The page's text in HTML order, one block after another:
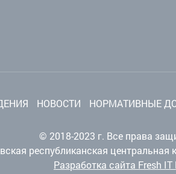
НОВОСТИ НОРМАТИВНЫЕ
© 2018-2023 г. Все права
республиканская центральная
Разработка сайта Fresh IT